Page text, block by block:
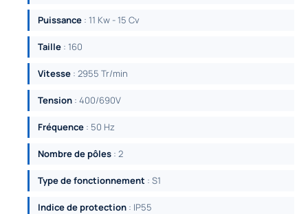
Puissance : 11 Kw - 15 Cv
Taille : 160
Vitesse : 2955 Tr/min
Tension : 400/690V
Fréquence : 50 Hz
Nombre de pôles : 2
Type de fonctionnement : S1
Indice de protection : IP55